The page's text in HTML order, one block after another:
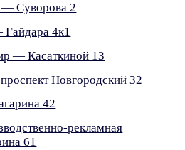
Суворова 2
4к1
— Касаткиной 13
Новгородский 32
42
рекламная
61